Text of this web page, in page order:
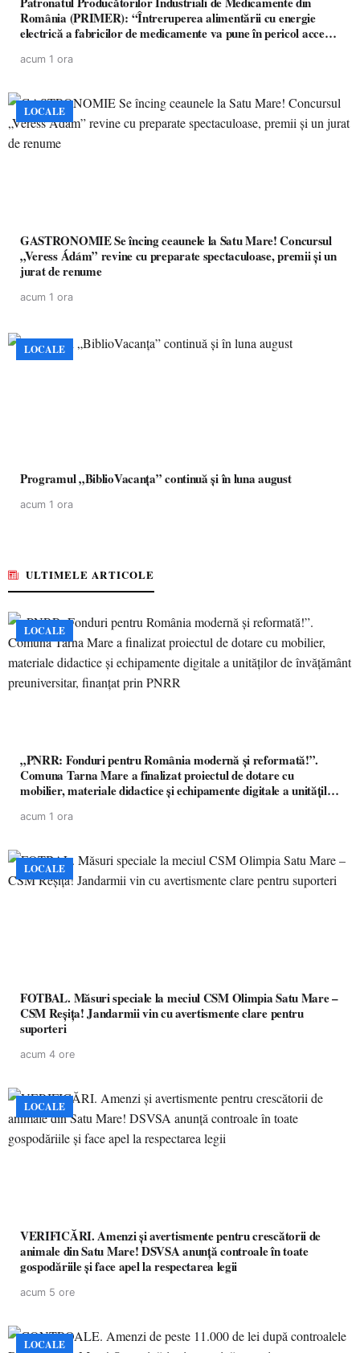
România (PRIMER): “Întreruperea alimentării cu energie
electrică a fabricilor de medicamente va pune în pericol accesul
acum 1 ora
LOCALE
GASTRONOMIE Se încing ceaunele la Satu Mare! Concursul
„Veress Ádám” revine cu preparate spectaculoase, premii și un
jurat de renume
acum 1 ora
LOCALE
Programul „BiblioVacanța” continuă și în luna august
acum 1 ora
ULTIMELE ARTICOLE
LOCALE
„PNRR: Fonduri pentru România modernă și reformată!”.
Comuna Tarna Mare a finalizat proiectul de dotare cu
mobilier, materiale didactice și echipamente digitale a unităților
acum 1 ora
LOCALE
FOTBAL. Măsuri speciale la meciul CSM Olimpia Satu Mare –
CSM Reșița! Jandarmii vin cu avertismente clare pentru
suporteri
acum 4 ore
LOCALE
VERIFICĂRI. Amenzi și avertismente pentru crescătorii de
animale din Satu Mare! DSVSA anunță controale în toate
gospodăriile și face apel la respectarea legii
acum 5 ore
LOCALE